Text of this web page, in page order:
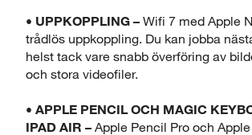
• UPPKOPPLING – Wifi 7 med Apple
trådlös uppkoppling. Du kan jobba
helst tack vare snabb överföring av
och stora videofiler.
• APPLE PENCIL OCH MAGIC
IPAD AIR – Apple Pencil Pro och